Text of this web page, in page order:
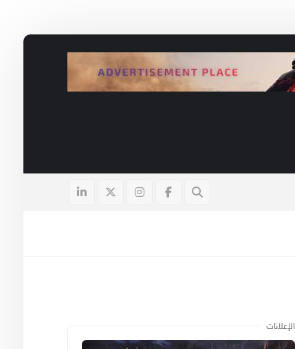
الإعلانات